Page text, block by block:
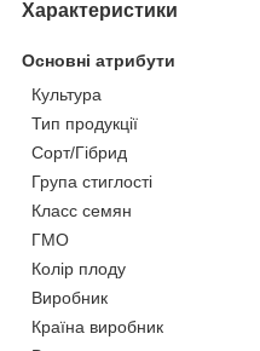
Характеристики
Основні атрибути
Культура
Тип продукції
Сорт/Гібрид
Група стиглості
Класс семян
ГМО
Колір плоду
Виробник
Країна виробник